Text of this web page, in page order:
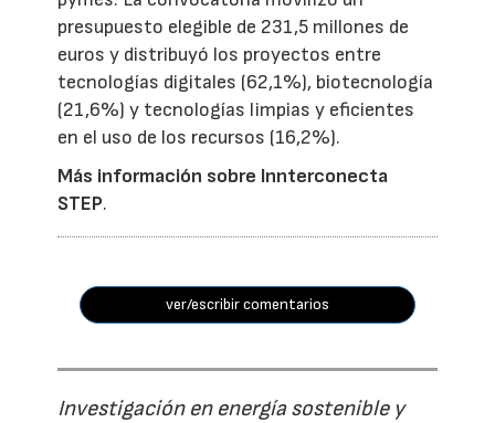
presupuesto elegible de 231,5 millones de
euros y distribuyó los proyectos entre
tecnologías digitales (62,1%), biotecnología
(21,6%) y tecnologías limpias y eficientes
en el uso de los recursos (16,2%).
Más información sobre Innterconecta
STEP.
ver/escribir comentarios
Investigación en energía sostenible y